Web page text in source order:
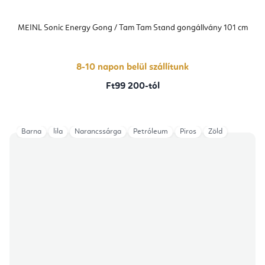
MEINL Sonic Energy Gong / Tam Tam Stand gongállvány 101 cm
8-10 napon belül szállítunk
Ft99 200-tól
Barna lila Narancssárga Petróleum Piros Zöld